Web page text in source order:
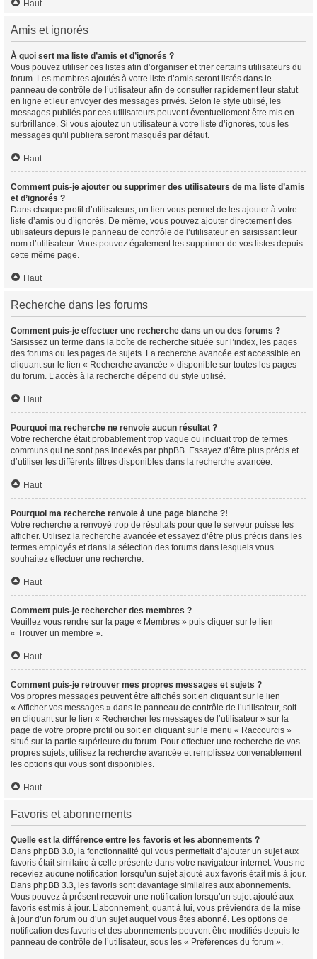
Haut
Amis et ignorés
À quoi sert ma liste d’amis et d’ignorés ?
Vous pouvez utiliser ces listes afin d’organiser et trier certains utilisateurs du
forum. Les membres ajoutés à votre liste d’amis seront listés dans le
panneau de contrôle de l’utilisateur afin de consulter rapidement leur statut
en ligne et leur envoyer des messages privés. Selon le style utilisé, les
messages publiés par ces utilisateurs peuvent éventuellement être mis en
surbrillance. Si vous ajoutez un utilisateur à votre liste d’ignorés, tous les
messages qu’il publiera seront masqués par défaut.
Haut
Comment puis-je ajouter ou supprimer des utilisateurs de ma liste d’amis
et d’ignorés ?
Dans chaque profil d’utilisateurs, un lien vous permet de les ajouter à votre
liste d’amis ou d’ignorés. De même, vous pouvez ajouter directement des
utilisateurs depuis le panneau de contrôle de l’utilisateur en saisissant leur
nom d’utilisateur. Vous pouvez également les supprimer de vos listes depuis
cette même page.
Haut
Recherche dans les forums
Comment puis-je effectuer une recherche dans un ou des forums ?
Saisissez un terme dans la boîte de recherche située sur l’index, les pages
des forums ou les pages de sujets. La recherche avancée est accessible en
cliquant sur le lien « Recherche avancée » disponible sur toutes les pages
du forum. L’accès à la recherche dépend du style utilisé.
Haut
Pourquoi ma recherche ne renvoie aucun résultat ?
Votre recherche était probablement trop vague ou incluait trop de termes
communs qui ne sont pas indexés par phpBB. Essayez d’être plus précis et
d’utiliser les différents filtres disponibles dans la recherche avancée.
Haut
Pourquoi ma recherche renvoie à une page blanche ?!
Votre recherche a renvoyé trop de résultats pour que le serveur puisse les
afficher. Utilisez la recherche avancée et essayez d’être plus précis dans les
termes employés et dans la sélection des forums dans lesquels vous
souhaitez effectuer une recherche.
Haut
Comment puis-je rechercher des membres ?
Veuillez vous rendre sur la page « Membres » puis cliquer sur le lien
« Trouver un membre ».
Haut
Comment puis-je retrouver mes propres messages et sujets ?
Vos propres messages peuvent être affichés soit en cliquant sur le lien
« Afficher vos messages » dans le panneau de contrôle de l’utilisateur, soit
en cliquant sur le lien « Rechercher les messages de l’utilisateur » sur la
page de votre propre profil ou soit en cliquant sur le menu « Raccourcis »
situé sur la partie supérieure du forum. Pour effectuer une recherche de vos
propres sujets, utilisez la recherche avancée et remplissez convenablement
les options qui vous sont disponibles.
Haut
Favoris et abonnements
Quelle est la différence entre les favoris et les abonnements ?
Dans phpBB 3.0, la fonctionnalité qui vous permettait d’ajouter un sujet aux
favoris était similaire à celle présente dans votre navigateur internet. Vous ne
receviez aucune notification lorsqu’un sujet ajouté aux favoris était mis à jour.
Dans phpBB 3.3, les favoris sont davantage similaires aux abonnements.
Vous pouvez à présent recevoir une notification lorsqu’un sujet ajouté aux
favoris est mis à jour. L’abonnement, quant à lui, vous préviendra de la mise
à jour d’un forum ou d’un sujet auquel vous êtes abonné. Les options de
notification des favoris et des abonnements peuvent être modifiés depuis le
panneau de contrôle de l’utilisateur, sous les « Préférences du forum ».